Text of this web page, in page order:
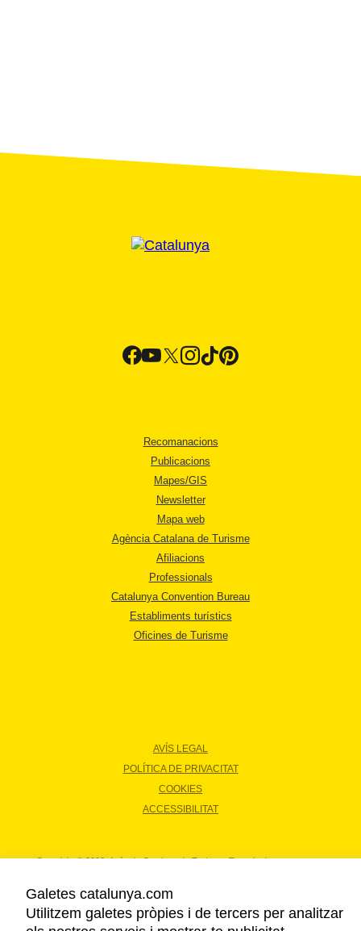
Recomanacions
Publicacions
Mapes/GIS
Newsletter
Mapa web
Agència Catalana de Turisme
Afiliacions
Professionals
Catalunya Convention Bureau
Establiments turístics
Oficines de Turisme
AVÍS LEGAL
POLÍTICA DE PRIVACITAT
COOKIES
ACCESSIBILITAT
Copyright © 2026. Agència Catalana de Turisme. Tots els drets reservats.
Galetes catalunya.com
Utilitzem galetes pròpies i de tercers per analitzar